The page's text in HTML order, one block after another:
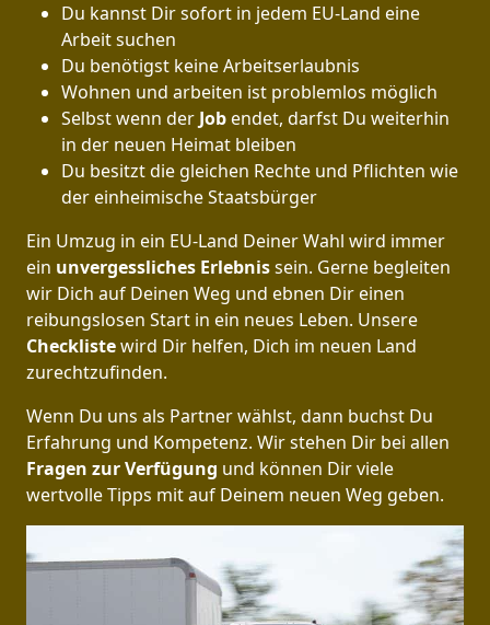
Du kannst Dir sofort in jedem EU-Land eine
Arbeit suchen
Du benötigst keine Arbeitserlaubnis
Wohnen und arbeiten ist problemlos möglich
Selbst wenn der Jobendet, darfst Du weiterhin
in der neuen Heimat bleiben
Du besitzt die gleichen Rechte und Pflichten wie
der einheimische Staatsbürger
Ein Umzug in ein EU-Land Deiner Wahl wird immer
ein unvergessliches Erlebnissein. Gerne begleiten
wir Dich auf Deinen Weg und ebnen Dir einen
reibungslosen Start in ein neues Leben. Unsere
Checklistewird Dir helfen, Dich im neuen Land
zurechtzufinden.
Wenn Du uns als Partner wählst, dann buchst Du
Erfahrung und Kompetenz. Wir stehen Dir bei allen
Fragen zur Verfügung und können Dir viele
wertvolle Tipps mit auf Deinem neuen Weg geben.